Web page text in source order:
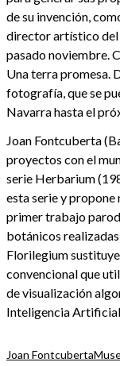
de su invención,
director artístico del
pasado noviembre.
Una terra promesa.
fotografía, que se
Navarra hasta el
Joan Fontcuberta
proyectos con el
serie Herbarium
esta serie y propone
primer trabajo
botánicos
Florilegium
convencional que
de visualización
Inteligencia
Joan Fontcuberta